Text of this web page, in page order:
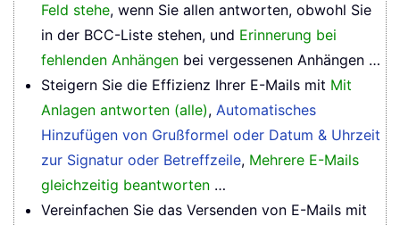
Feld stehe, wenn Sie allen antworten, obwohl Sie
in der BCC-Liste stehen, und Erinnerung bei
fehlenden Anhängen bei vergessenen Anhängen …
Steigern Sie die Effizienz Ihrer E-Mails mit Mit
Anlagen antworten (alle), Automatisches
Hinzufügen von Grußformel oder Datum & Uhrzeit
zur Signatur oder Betreffzeile, Mehrere E-Mails
gleichzeitig beantworten …
Vereinfachen Sie das Versenden von E-Mails mit